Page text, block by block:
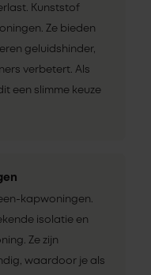
Kunststof
Ze bieden
geluidshinder,
verbetert. Als
een slimme keuze
kapwoningen.
isolatie en
Ze zijn
waardoor je als